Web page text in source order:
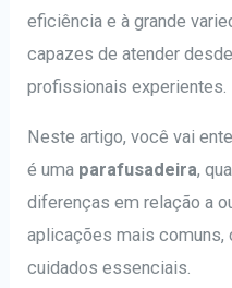
eficiência e à grande
capazes de atender
profissionais experientes.
Neste artigo, você vai
é uma parafusadeira,
diferenças em relação a
aplicações mais comuns,
cuidados essenciais.